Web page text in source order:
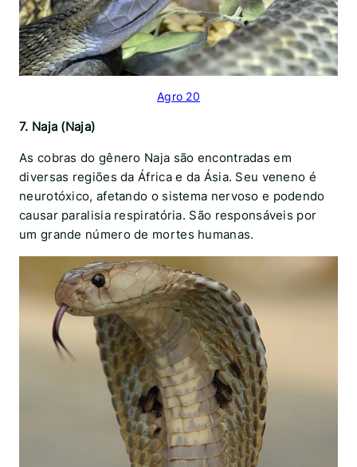
Agro 20
7. Naja (Naja)
As cobras do gênero Naja são encontradas em
diversas regiões da África e da Ásia. Seu veneno é
neurotóxico, afetando o sistema nervoso e podendo
causar paralisia respiratória. São responsáveis por
um grande número de mortes humanas.